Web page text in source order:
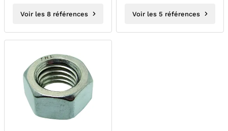
Voir les 8 références Voir les 5 références